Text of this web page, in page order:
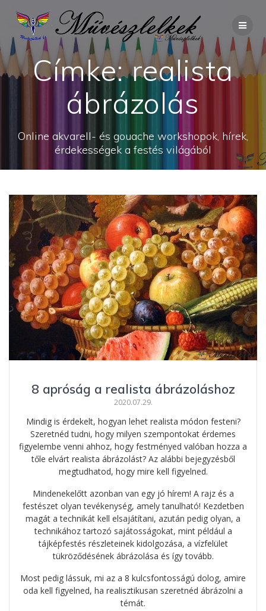
content
Címke:realista
ábrázolás
Online akvarell- és gouache workshopok, hírek,
érdekességek a festés világából
8 apróság a realista ábrázoláshoz
2020.07.29.
Mindig is érdekelt, hogyan lehet realista módon festeni?
Szeretnéd tudni, hogy milyen szempontokat érdemes
figyelembe venni ahhoz, hogy festményed valóban hozza a
tőle elvárt realista ábrázolást? Az alábbi bejegyzésből
megtudhatod, hogy mire kell figyelned.
Mindenekelőtt azonban van egy jó hírem! A rajz és a
festészet olyan tevékenység, amely tanulható! Kezdetben
magát a technikát kell elsajátítani, azután pedig olyan, a
technikához tartozó sajátosságokat, mint például a
tájképfestés részleteinek kidolgozása, a vízfelület
tükröződésének ábrázolása és így tovább.
Most pedig lássuk, mi az a 8 kulcsfontosságú dolog, amire
oda kell figyelned, ha realisztikusan szeretnéd ábrázolni a
témát.